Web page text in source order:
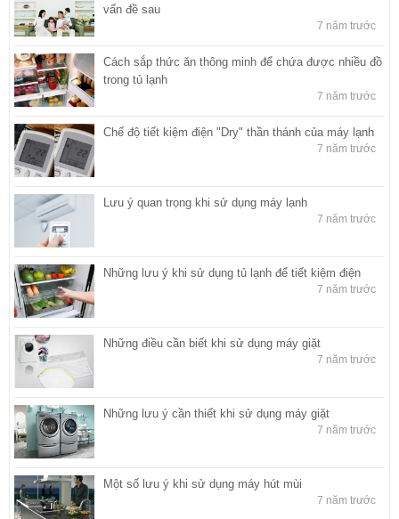
vấn đề sau
7 năm trước
Cách sắp thức ăn thông minh để chứa được nhiều đồ
trong tủ lạnh
7 năm trước
Chế độ tiết kiệm điện "Dry" thần thánh của máy lạnh
7 năm trước
Lưu ý quan trọng khi sử dụng máy lạnh
7 năm trước
Những lưu ý khi sử dụng tủ lạnh để tiết kiệm điện
7 năm trước
Những điều cần biết khi sử dụng máy giặt
7 năm trước
Những lưu ý cần thiết khi sử dụng máy giặt
7 năm trước
Một số lưu ý khi sử dụng máy hút mùi
7 năm trước